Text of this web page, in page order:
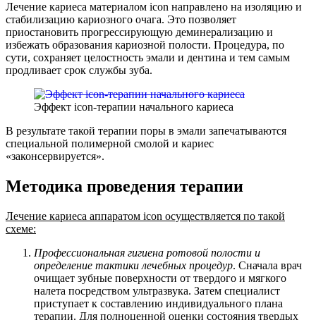
Лечение кариеса материалом icon направлено на изоляцию и
стабилизацию кариозного очага. Это позволяет
приостановить прогрессирующую деминерализацию и
избежать образования кариозной полости. Процедура, по
сути, сохраняет целостность эмали и дентина и тем самым
продливает срок службы зуба.
Эффект icon-терапии начального кариеса
В результате такой терапии поры в эмали запечатываются
специальной полимерной смолой и кариес
«законсервируется».
Методика проведения терапии
Лечение кариеса аппаратом icon осуществляется по такой
схеме:
Профессиональная гигиена ротовой полости и
определение тактики лечебных процедур. Сначала врач
очищает зубные поверхности от твердого и мягкого
налета посредством ультразвука. Затем специалист
приступает к составлению индивидуального плана
терапии. Для полноценной оценки состояния твердых